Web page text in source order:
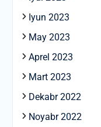
Iyun 2023
May 2023
Aprel 2023
Mart 2023
Dekabr 2022
Noyabr 2022